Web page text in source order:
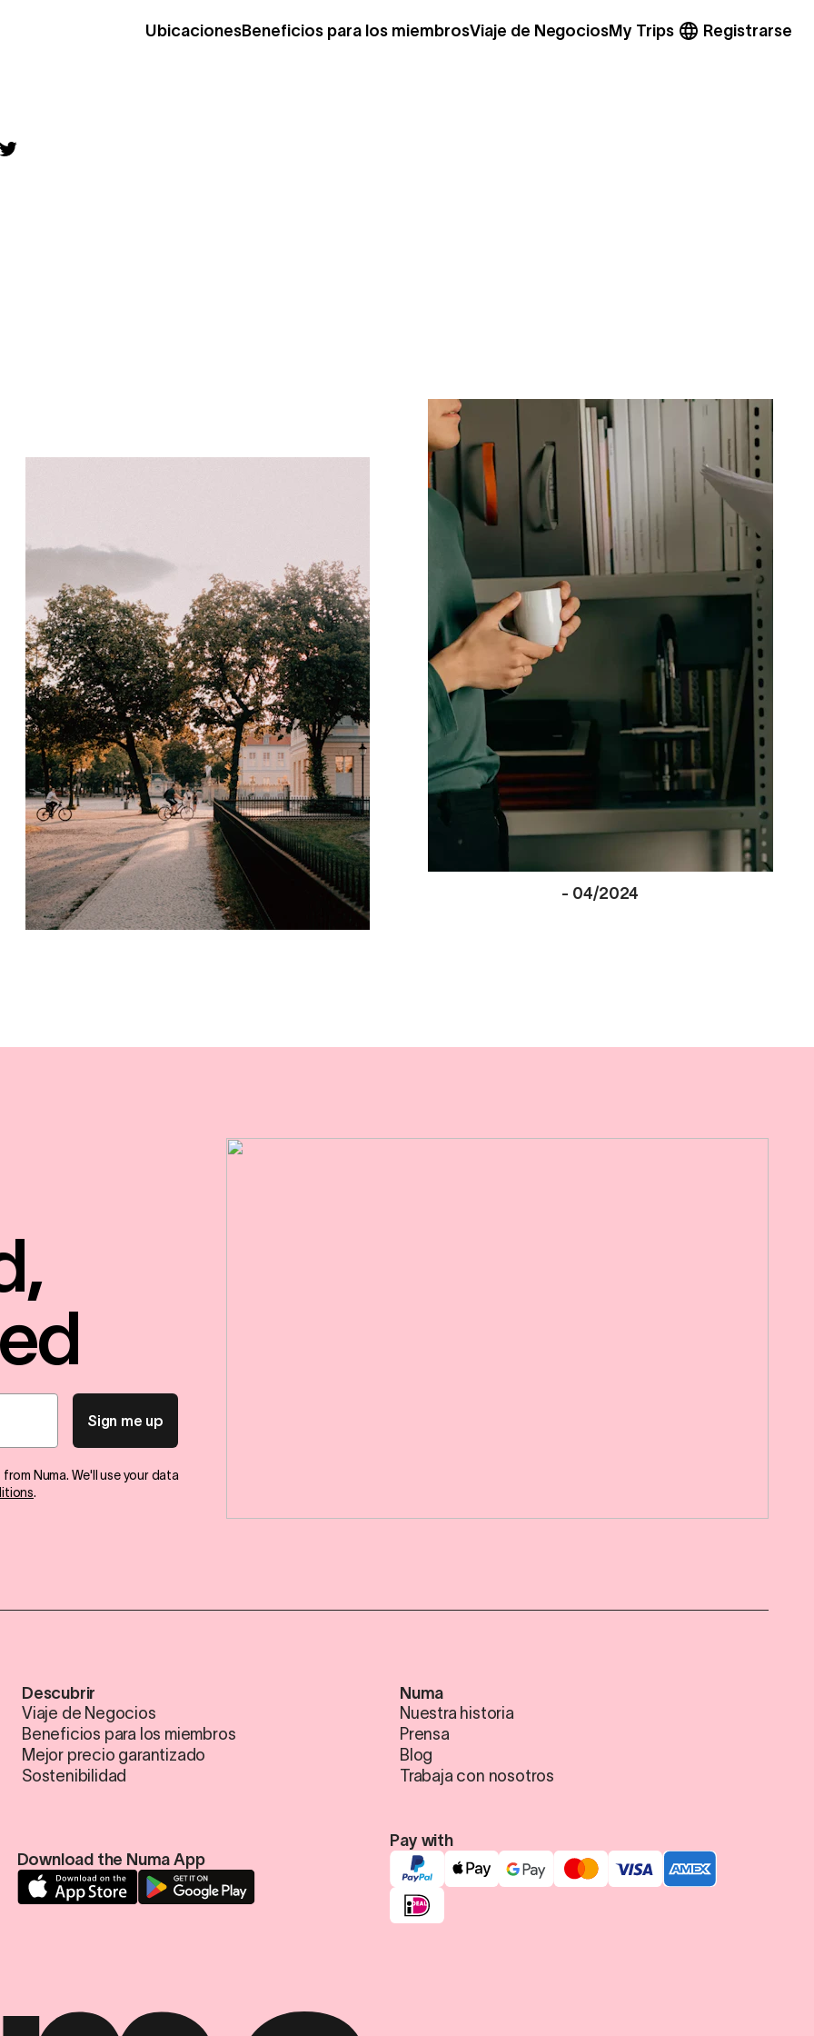
UbicacionesBeneficios para los miembrosViaje de NegociosMy Trips Registrarse
- 04/2024
Sign me up
Numa. We'll use your data
.
Descubrir
Viaje de Negocios
Beneficios para los miembros
Mejor precio garantizado
Sostenibilidad
Numa
Nuestra historia
Prensa
Blog
Trabaja con nosotros
Download the Numa App
Pay with